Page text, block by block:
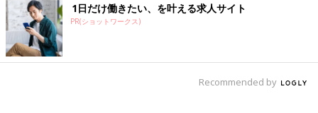
夏にピッタリの爽やかさ！バックプリントまで可愛
いTシャツ♪
1日だけ働きたい、を叶える求人サイト
PR(ショットワークス)
Recommended by